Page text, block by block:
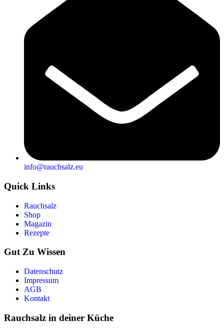
info@rauchsalz.eu
Quick Links
Rauchsalz
Shop
Magazin
Rezepte
Gut Zu Wissen
Datenschutz
Impressum
AGB
Kontakt
Rauchsalz in deiner Küche